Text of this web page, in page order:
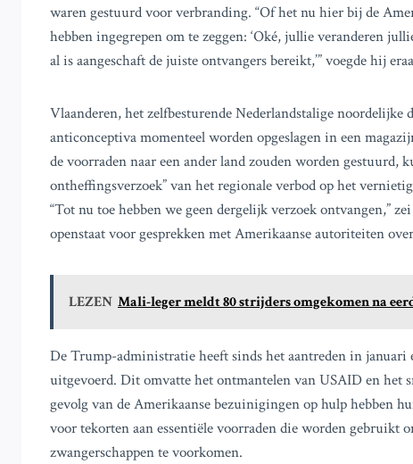
waren gestuurd voor verbranding. “Of het nu hier bij de
hebben ingegrepen om te zeggen: ‘Oké, jullie veranderen
al is aangeschaft de juiste ontvangers bereikt,’” voegde hij
Vlaanderen, het zelfbesturende Nederlandstalige noordelijke
anticonceptiva momenteel worden opgeslagen in een
de voorraden naar een ander land zouden worden gestuurd,
ontheffingsverzoek” van het regionale verbod op het
“Tot nu toe hebben we geen dergelijk verzoek ontvangen,”
openstaat voor gesprekken met Amerikaanse autoriteiten
LEZEN Mali-leger meldt 80 strijders omgekomen na
De Trump-administratie heeft sinds het aantreden in
uitgevoerd. Dit omvatte het ontmantelen van USAID en
gevolg van de Amerikaanse bezuinigingen op hulp hebben
voor tekorten aan essentiële voorraden die worden gebruikt
zwangerschappen te voorkomen.